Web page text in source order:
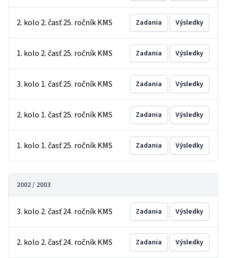
2. kolo 2. časť 25. ročník KMS Zadania Výsledky
1. kolo 2. časť 25. ročník KMS Zadania Výsledky
3. kolo 1. časť 25. ročník KMS Zadania Výsledky
2. kolo 1. časť 25. ročník KMS Zadania Výsledky
1. kolo 1. časť 25. ročník KMS Zadania Výsledky
2002 / 2003
3. kolo 2. časť 24. ročník KMS Zadania Výsledky
2. kolo 2. časť 24. ročník KMS Zadania Výsledky